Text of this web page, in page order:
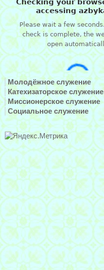
Молодёжное служение
Катехизаторское служение
Миссионерское служение
Социальное служение